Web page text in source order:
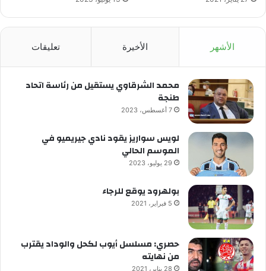
الأشهر الأخيرة تعليقات
محمد الشرقاوي يستقيل من رئاسة اتحاد
طنجة
7 أغسطس، 2023
لويس سواريز يقود نادي جيريميو في
الموسم الحالي
29 يوليو، 2023
بولهرود يوقع للرجاء
5 فبراير، 2021
حصري: مسلسل أيوب لكحل والوداد يقترب
من نهايته
28 يناير، 2021